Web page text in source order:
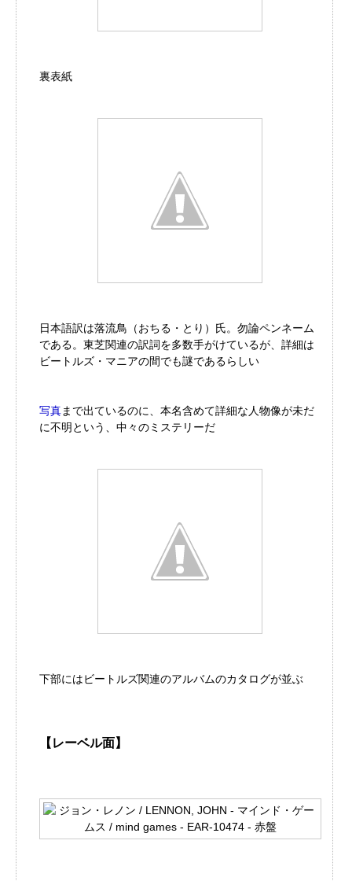
裏表紙
日本語訳は落流鳥（おちる・とり）氏。勿論ペンネーム
である。東芝関連の訳詞を多数手がけているが、詳細は
ビートルズ・マニアの間でも謎であるらしい
写真まで出ているのに、本名含めて詳細な人物像が未だ
に不明という、中々のミステリーだ
下部にはビートルズ関連のアルバムのカタログが並ぶ
【レーベル面】